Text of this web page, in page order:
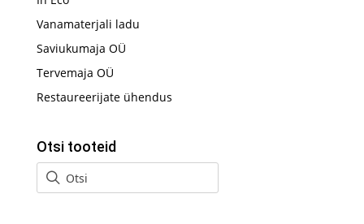
Vanamaterjali ladu
Saviukumaja OÜ
Tervemaja OÜ
Restaureerijate ühendus
Otsi tooteid